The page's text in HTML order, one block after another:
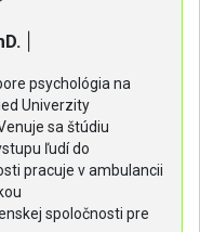
psychológia na
Univerzity
sa štúdiu
ľudí do
pracuje v ambulancii
spoločnosti pre